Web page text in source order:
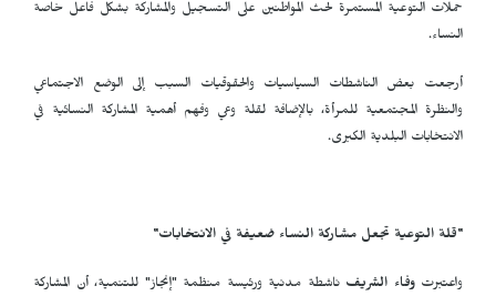
حملات التوعية المستمرة لحث المواطنين على التسجيل والمشاركة بشكل فاعل خاصة
النساء.
أرجعت بعض الناشطات السياسيات والحقوقيات السبب إلى الوضع الاجتماعي
والنظرة المجتمعية للمرأة، بالإضافة لقلة وعي وفهم أهمية المشاركة النسائية في
الانتخابات البلدية الكبرى.
"قلة التوعية تجعل مشاركة النساء ضعيفة في الانتخابات"
واعتبرتوفاء الشريف ناشطة مدنية ورئيسة منظمة "إنجاز" للتنمية، أن المشاركة